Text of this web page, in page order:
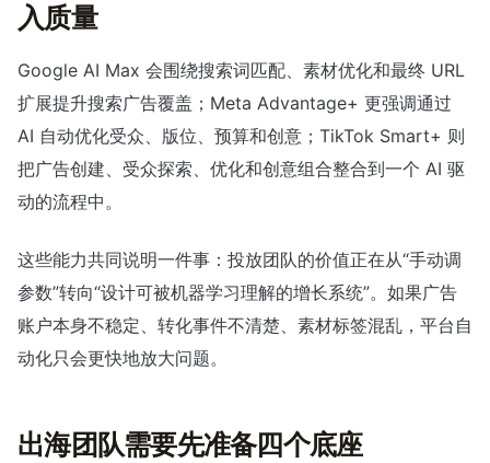
入质量
Google AI Max 会围绕搜索词匹配、素材优化和最终 URL
扩展提升搜索广告覆盖；Meta Advantage+ 更强调通过
AI 自动优化受众、版位、预算和创意；TikTok Smart+ 则
把广告创建、受众探索、优化和创意组合整合到一个 AI 驱
动的流程中。
这些能力共同说明一件事：投放团队的价值正在从“手动调
参数”转向“设计可被机器学习理解的增长系统”。如果广告
账户本身不稳定、转化事件不清楚、素材标签混乱，平台自
动化只会更快地放大问题。
出海团队需要先准备四个底座